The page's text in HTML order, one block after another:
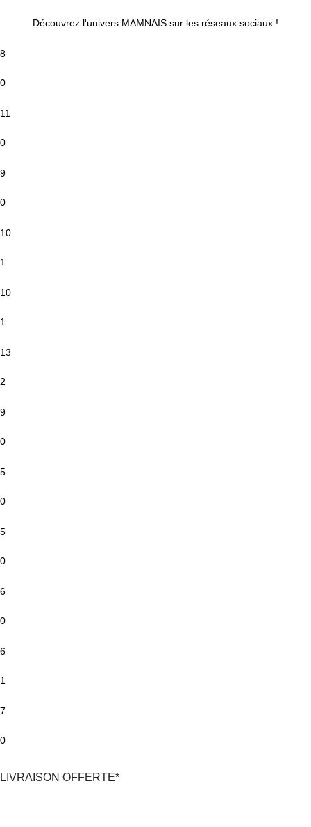
Découvrez l'univers MAMNAIS sur les réseaux sociaux !
8
0
11
0
9
0
10
1
10
1
13
2
9
0
5
0
5
0
6
0
6
1
7
0
LIVRAISON OFFERTE*